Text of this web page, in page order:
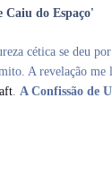
Caiu do Espaço'
cética se deu
A revelação
. A Confissão de